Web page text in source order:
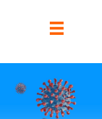
Aberta